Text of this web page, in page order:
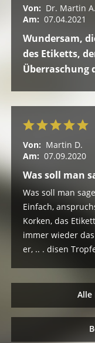
Von: Dr. Martin A.
Am: 07.04.2021
Wundersam,
des Etiketts,
Überraschung
Von: Martin D.
Am: 07.09.2020
Was soll man
Was soll man
Einfach,
Korken, das
immer wieder
er, .. . disen
Alle